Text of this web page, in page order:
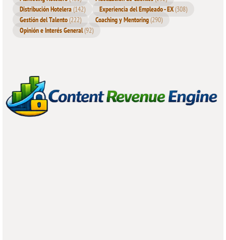
Distribución Hotelera(142) Experiencia del Empleado - EX(308)
Gestión del Talento(222) Coaching y Mentoring(290)
Opinión e Interés General(92)